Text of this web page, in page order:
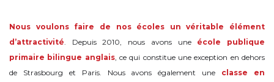
Nous voulons faire de nos écoles un véritable élément
d’attractivité . Depuis 2010, nous avons une école publique
primaire bilingue anglais, ce qui constitue une exception en dehors
de Strasbourg et Paris. Nous avons également une classe en